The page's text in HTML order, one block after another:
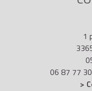
1
06 87 77
>